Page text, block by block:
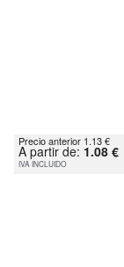
Precio anterior 1.13 €
A partir de: 1.08 €
IVA INCLUIDO